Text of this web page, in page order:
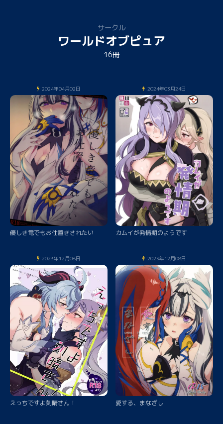
サークル
ワールドオブピュア
16冊
2024年04月02日
優しき竜でもお仕置きされたい
2024年03月24日
カムイが発情期のようです
2023年12月08日
えっちですよ刻晴さん！
2023年12月08日
愛する、まなざし